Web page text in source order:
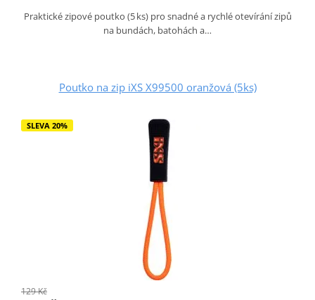
Praktické zipové poutko (5 ks) pro snadné a rychlé otevírání zipů
na bundách, batohách a…
Poutko na zip iXS X99500 oranžová (5ks)
SLEVA 20%
129 Kč